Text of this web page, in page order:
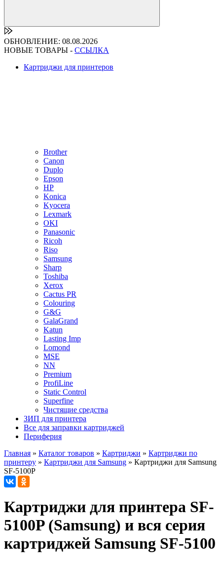
ОБНОВЛЕНИЕ: 08.08.2026
НОВЫЕ ТОВАРЫ - ССЫЛКА
Картриджи для принтеров
Brother
Canon
Duplo
Epson
HP
Konica
Kyocera
Lexmark
OKI
Panasonic
Ricoh
Riso
Samsung
Sharp
Toshiba
Xerox
Cactus PR
Colouring
G&G
GalaGrand
Katun
Lasting Imp
Lomond
MSE
NN
Premium
ProfiLine
Static Control
Superfine
Чистящие средства
ЗИП для принтера
Все для заправки картриджей
Периферия
Главная » Каталог товаров » Картриджи » Картриджи по
принтеру » Картриджи для Samsung » Картриджи для Samsung
SF-5100P
Картриджи для принтера SF-
5100P (Samsung) и вся серия
картриджей Samsung SF-5100